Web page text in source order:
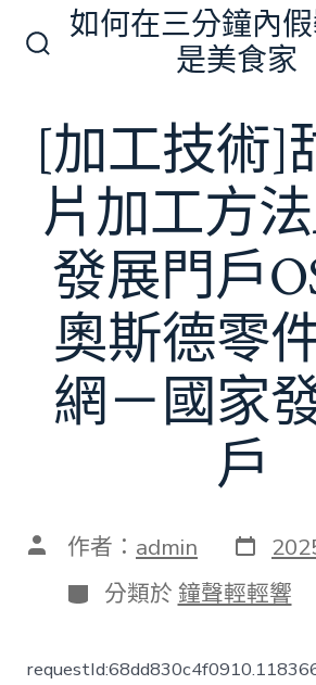
換
開
關
如何在三分鐘內
是美食家
[加工技術]
片加工方
發展門戶
奧斯德零
網－國家
戶
文 作者： admin 發
表
日
期
分
類
分類於 鐘聲輕輕響